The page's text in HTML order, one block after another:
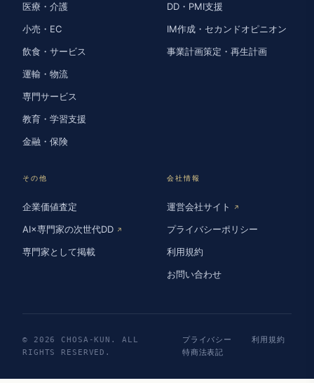
医療・介護
小売・EC
飲食・サービス
運輸・物流
専門サービス
教育・学習支援
金融・保険
DD・PMI支援
IM作成・セカンドオピニオン
事業計画策定・再生計画
その他
企業価値査定
AI×専門家の次世代DD ↗
専門家として掲載
会社情報
運営会社サイト ↗
プライバシーポリシー
利用規約
お問い合わせ
© 2026 CHOSA-KUN. ALL
RIGHTS RESERVED.
プライバシー
利用規約
特商法表記